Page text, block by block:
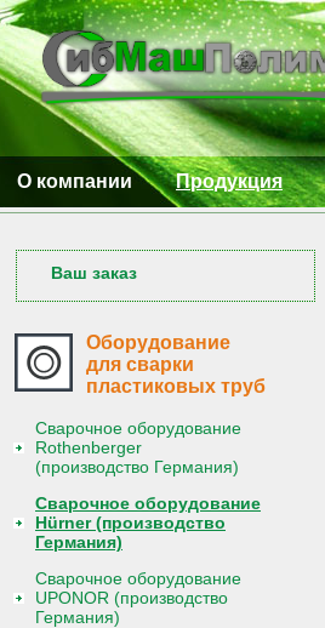
О компании Продукция
Ваш заказ
Оборудование
для сварки
пластиковых труб
Сварочное оборудование
Rothenberger
(производство Германия)
Сварочное оборудование
Hürner (производство
Германия)
Сварочное оборудование
UPONOR (производство
Германия)